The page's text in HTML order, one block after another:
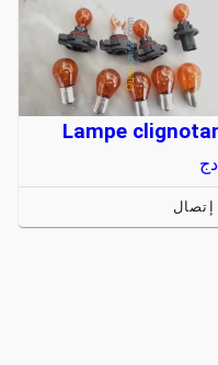
Lampe
دج
إتصال